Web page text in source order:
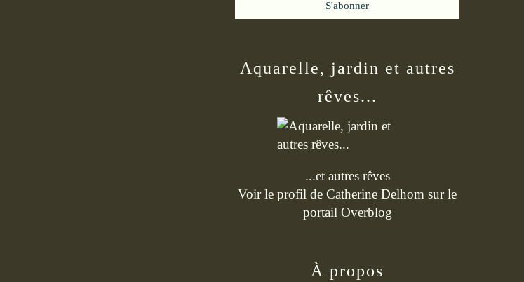
Aquarelle, jardin et autres
rêves...
...et autres rêves
Voir le profil de Catherine Delhom sur le
portail Overblog
À propos